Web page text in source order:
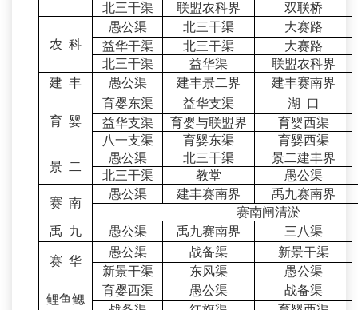
北三干渠
联盟农科界 双联桥
农 科
愚公渠 北三干渠
大赛路
益华干渠
北三干渠
大赛路
北三干渠
益华渠
联盟农科界
建 丰
愚公渠 建丰景二界 建丰赛南界
育 婴
育婴东渠 益华支渠
湖 口
益华支渠
育婴与联盟界
育婴西渠
八一支渠
育婴东渠
育婴西渠
景 二
愚公渠 北三干渠
景二建丰界
北三干渠
教堂
愚公渠
赛 南
愚公渠 建丰赛南界
禹九赛南界
赛南闸清淤
禹 九
愚公渠 禹九赛南界 三八渠
赛 华
愚公渠 战备渠
新景干渠
新景干渠
东风渠 愚公渠
鲤鱼鳃
育婴西渠 愚公渠
战备渠